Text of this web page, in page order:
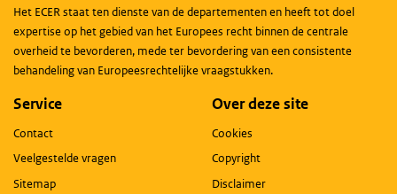
Het ECER staat ten dienste van de departementen en heeft tot doel
expertise op het gebied van het Europees recht binnen de centrale
overheid te bevorderen, mede ter bevordering van een consistente
behandeling van Europeesrechtelijke vraagstukken.
Service
Contact
Veelgestelde vragen
Sitemap
Over deze site
Cookies
Copyright
Disclaimer